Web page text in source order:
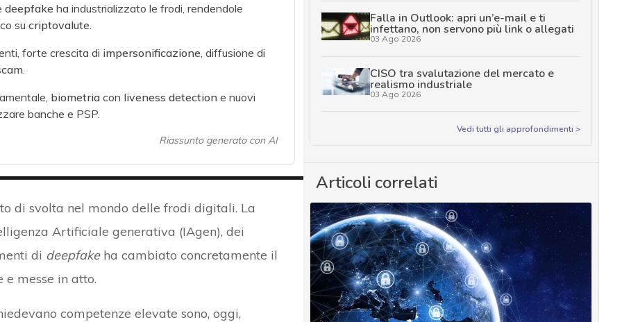
deepfake ha industrializzato le frodi, rendendole
su criptovalute
forte crescita di impersonificazione , diffusione di
.
biometriacon liveness detectione nuovi
banche e PSP.
Riassunto generato con AI
di svolta nel mondo delle frodi digitali. La
Artificiale generativa (IAgen), dei
di deepfakeha cambiato concretamente il
messe in atto.
competenze elevate sono, oggi,
Falla in Outlook: apri un’e-mail e ti
infettano, non servono più link o allegati
03 Ago 2026
CISO tra svalutazione del mercato e
realismo industriale
03 Ago 2026
Vedi tutti gli approfondimenti >
Articoli correlati